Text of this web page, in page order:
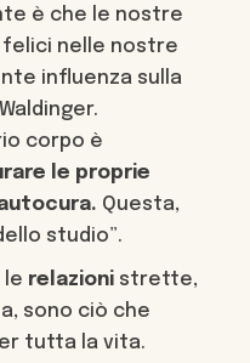
è che le nostre
felici nelle nostre
influenza sulla
corpo è
le proprie
Questa,
studio”.
le relazioni strette,
sono ciò che
tutta la vita.